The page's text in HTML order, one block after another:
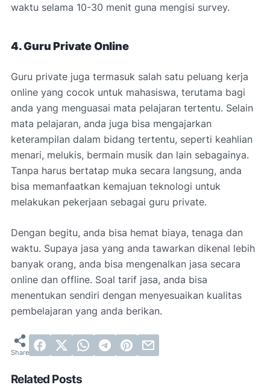
waktu selama 10-30 menit guna mengisi survey.
4. Guru Private Online
Guru private juga termasuk salah satu peluang kerja
online yang cocok untuk mahasiswa, terutama bagi
anda yang menguasai mata pelajaran tertentu. Selain
mata pelajaran, anda juga bisa mengajarkan
keterampilan dalam bidang tertentu, seperti keahlian
menari, melukis, bermain musik dan lain sebagainya.
Tanpa harus bertatap muka secara langsung, anda
bisa memanfaatkan kemajuan teknologi untuk
melakukan pekerjaan sebagai guru private.
Dengan begitu, anda bisa hemat biaya, tenaga dan
waktu. Supaya jasa yang anda tawarkan dikenal lebih
banyak orang, anda bisa mengenalkan jasa secara
online dan offline. Soal tarif jasa, anda bisa
menentukan sendiri dengan menyesuaikan kualitas
pembelajaran yang anda berikan.
Related Posts